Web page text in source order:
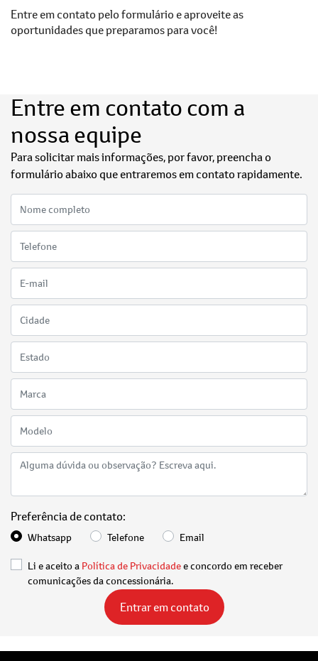
Entre em contato pelo formulário e aproveite as
oportunidades que preparamos para você!
Entre em contato com a
nossa equipe
Para solicitar mais informações, por favor, preencha o
formulário abaixo que entraremos em contato rapidamente.
Preferência de contato:
Whatsapp Telefone Email
Li e aceito a Política de Privacidadee concordo em receber
comunicações da concessionária.
Entrar em contato